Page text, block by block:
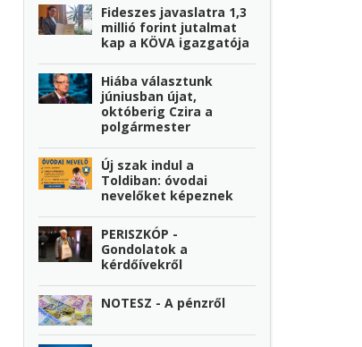
Fideszes javaslatra 1,3
millió forint jutalmat
kap a KÖVA igazgatója
Hiába választunk
júniusban újat,
októberig Czira a
polgármester
Új szak indul a
Toldiban: óvodai
nevelőket képeznek
PERISZKÓP -
Gondolatok a
kérdőívekről
NOTESZ - A pénzről